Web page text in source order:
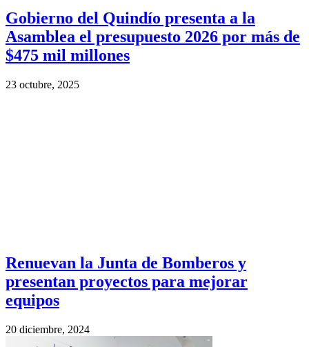
Gobierno del Quindío presenta a la
Asamblea el presupuesto 2026 por más de
$475 mil millones
23 octubre, 2025
Renuevan la Junta de Bomberos y
presentan proyectos para mejorar
equipos
20 diciembre, 2024